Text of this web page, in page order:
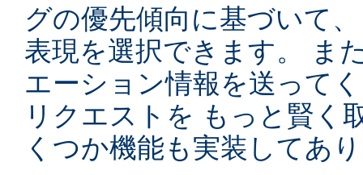
グの優先傾向に基づいて
表現を選択できます。 ま
エーション情報を送って
リクエストを もっと賢く
くつか機能も実装してあ